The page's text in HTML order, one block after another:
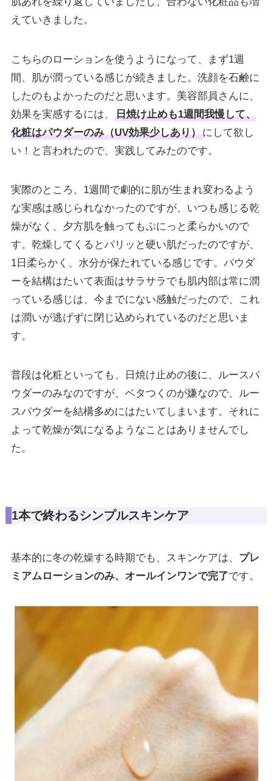
えていきました。
こちらのローションを使うようになって、まず1週
間、肌が潤っている感じが続きました。洗顔を石鹸に
したのもよかったのだと思います。美容部員さんに、
効果を実感するには、
日焼け止めも1週間我慢して、
化粧はパウダーのみ（UV効果少しあり）にして欲し
い！と言われたので、実践してみたのです。
実際のところ、1週間で劇的に肌が生まれ変わるよう
な実感は感じられなかったのですが、いつも感じる乾
燥がなく、夕方肌を触ってもぷにっと柔らかいので
す。乾燥してくるとパリッと硬い肌だったのですが、
1日柔らかく、水分が保たれている感じです。パウダ
ーを結構はたいて表面はサラサラでも肌内部は常に潤
っている感じは、今までにない感触だったので、これ
は潤いが逃げずに閉じ込められているのだと思いま
す。
普段は化粧といっても、日焼け止めの後に、ルースパ
ウダーのみなのですが、ベタつくのが嫌なので、ルー
スパウダーを結構多めにはたいてしまいます。それに
よって乾燥が気になるようなことはありませんでし
た。
1本で終わるシンプルスキンケア
基本的に冬の乾燥する時期でも、スキンケアは、 プレ
ミアムローションのみ、オールインワンで完了です。